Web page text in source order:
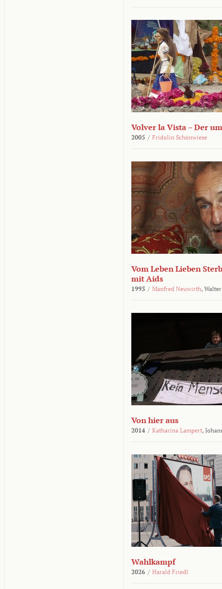
Volver la Vista – Der
2005 / Fridolin Schönwiese
Vom Leben Lieben
mit Aids
1993 / Manfred Neuwirth,
Von hier aus
2014 / Katharina Lampert,
Wahlkampf
2026 / Harald Friedl